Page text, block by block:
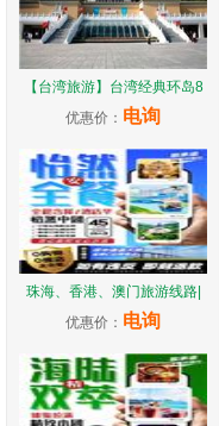
【台湾旅游】台湾经典环岛8
优惠价： 电询
珠海、香港、澳门旅游线路|
优惠价： 电询